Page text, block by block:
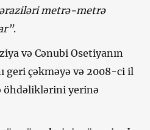
metrə-metrə
.
və Cənubi Osetiyanın
geri çəkməyə və 2008-ci il
öhdəliklərini yerinə